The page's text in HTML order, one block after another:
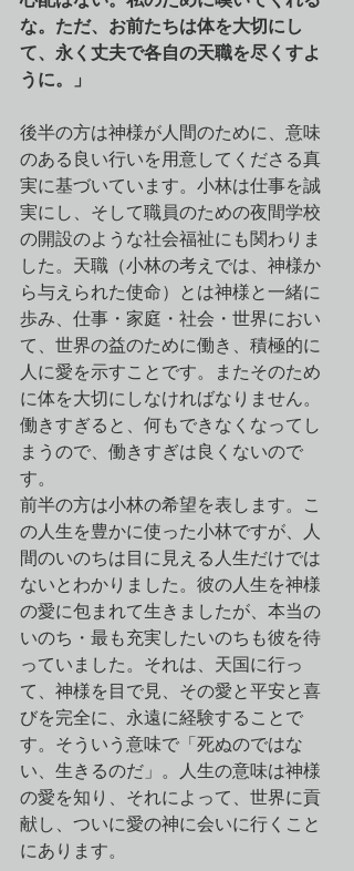
な。ただ、お前たちは体を大切にし
て、永く丈夫で各自の天職を尽くすよ
うに。」
後半の方は神様が人間のために、意味
のある良い行いを用意してくださる真
実に基づいています。小林は仕事を誠
実にし、そして職員のための夜間学校
の開設のような社会福祉にも関わりま
した。天職（小林の考えでは、神様か
ら与えられた使命）とは神様と一緒に
歩み、仕事・家庭・社会・世界におい
て、世界の益のために働き、積極的に
人に愛を示すことです。またそのため
に体を大切にしなければなりません。
働きすぎると、何もできなくなってし
まうので、働きすぎは良くないので
す。
前半の方は小林の希望を表します。こ
の人生を豊かに使った小林ですが、人
間のいのちは目に見える人生だけでは
ないとわかりました。彼の人生を神様
の愛に包まれて生きましたが、本当の
いのち・最も充実したいのちも彼を待
っていました。それは、天国に行っ
て、神様を目で見、その愛と平安と喜
びを完全に、永遠に経験することで
す。そういう意味で「死ぬのではな
い、生きるのだ」。人生の意味は神様
の愛を知り、それによって、世界に貢
献し、ついに愛の神に会いに行くこと
にあります。